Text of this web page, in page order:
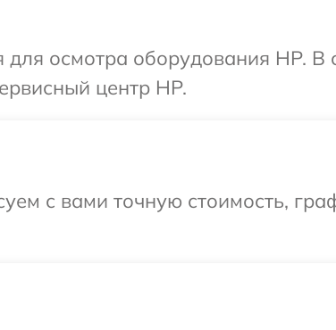
осмотра оборудования HP.
центр HP.
с вами точную стоимость,